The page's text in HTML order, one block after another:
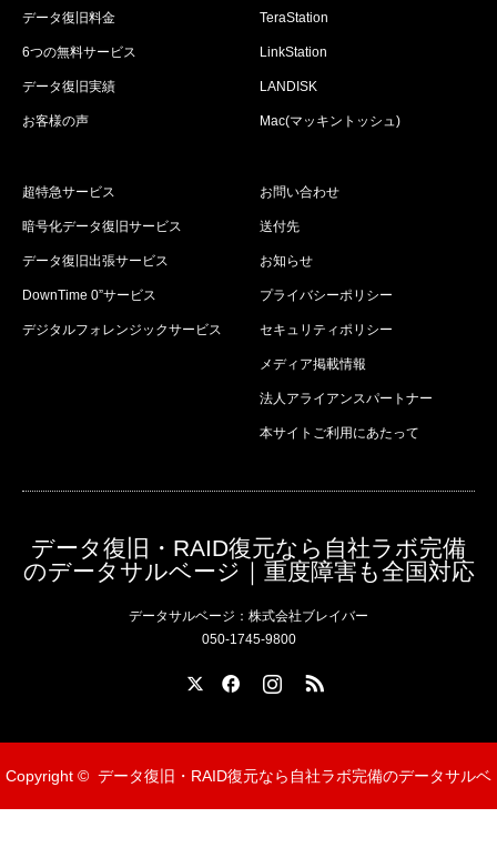
データ復旧料金
6つの無料サービス
データ復旧実績
お客様の声
TeraStation
LinkStation
LANDISK
Mac(マッキントッシュ)
超特急サービス
暗号化データ復旧サービス
データ復旧出張サービス
DownTime 0”サービス
デジタルフォレンジックサービス
お問い合わせ
送付先
お知らせ
プライバシーポリシー
セキュリティポリシー
メディア掲載情報
法人アライアンスパートナー
本サイトご利用にあたって
データ復旧・RAID復元なら自社ラボ完備
のデータサルベージ｜重度障害も全国対応
データサルベージ：株式会社ブレイバー
050-1745-9800
Copyright © データ復旧・RAID復元なら自社ラボ完備のデータサルベ